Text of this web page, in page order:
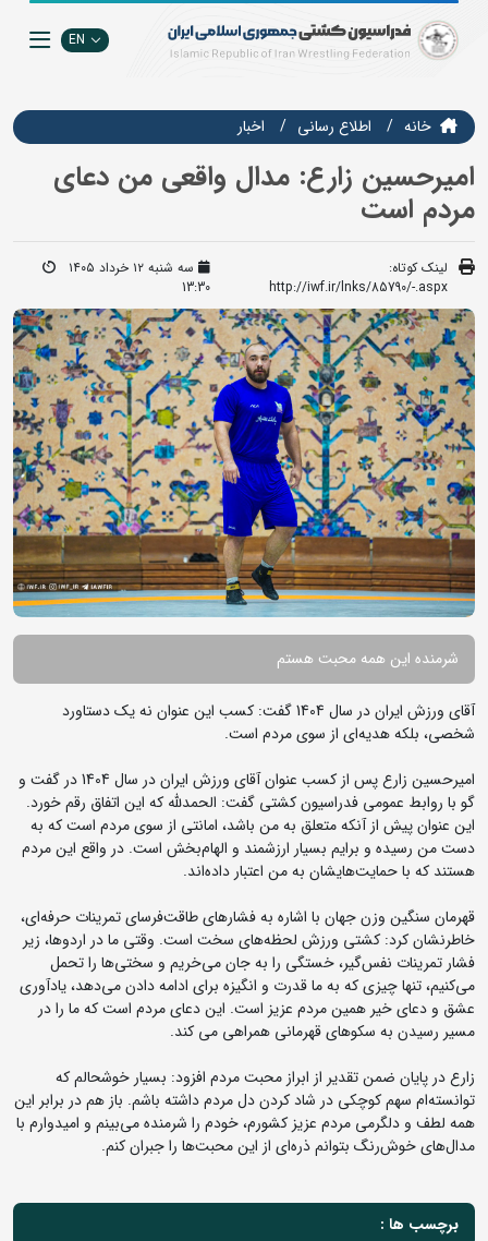
EN
خانه اطلاع رسانی اخبار
امیرحسین زارع: مدال واقعی من دعای
مردم است
لینک کوتاه:
http://iwf.ir/lnks/85790/-.aspx
سه شنبه ۱۲ خرداد ۱۴۰۵
13:30
شرمنده این همه محبت هستم
آقای ورزش ایران در سال 1404 گفت: کسب این عنوان نه یک دستاورد
شخصی، بلکه هدیه‌ای از سوی مردم است.
امیرحسین زارع پس از کسب عنوان آقای ورزش ایران در سال 1404 در گفت و
گو با روابط عمومی فدراسیون کشتی گفت: الحمدلله که این اتفاق رقم خورد.
این عنوان پیش از آنکه متعلق به من باشد، امانتی از سوی مردم است که به
دست من رسیده و برایم بسیار ارزشمند و الهام‌بخش است. در واقع این مردم
هستند که با حمایت‌هایشان به من اعتبار داده‌اند.
قهرمان سنگین وزن جهان با اشاره به فشارهای طاقت‌فرسای تمرینات حرفه‌ای،
خاطرنشان کرد: کشتی ورزش لحظه‌های سخت است. وقتی ما در اردوها، زیر
فشار تمرینات نفس‌گیر، خستگی را به جان می‌خریم و سختی‌ها را تحمل
می‌کنیم، تنها چیزی که به ما قدرت و انگیزه برای ادامه دادن می‌دهد، یادآوری
عشق و دعای خیر همین مردم عزیز است. این دعای مردم است که ما را در
مسیر رسیدن به سکوهای قهرمانی همراهی می کند.
زارع در پایان ضمن تقدیر از ابراز محبت مردم افزود: بسیار خوشحالم که
توانسته‌ام سهم کوچکی در شاد کردن دل مردم داشته باشم. باز هم در برابر این
همه لطف و دلگرمی مردم عزیز کشورم، خودم را شرمنده می‌بینم و امیدوارم با
مدال‌های خوش‌رنگ‌ بتوانم ذره‌ای از این محبت‌ها را جبران کنم.
برچسب ها :